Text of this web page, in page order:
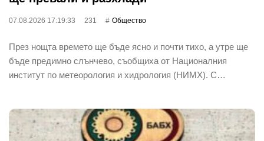
07.08.2026 17:19:33 231 Общество
През нощта времето ще бъде ясно и почти тихо, а утре ще
бъде предимно слънчево, съобщиха от Националния
институт по метеорология и хидрология (НИМХ). С…